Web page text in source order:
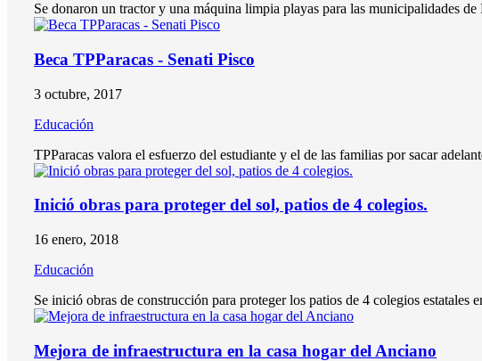
Se donaron un tractor y una máquina limpia playas para las municipalidades de
Beca TPParacas - Senati Pisco
3 octubre, 2017
Educación
TPParacas valora el esfuerzo del estudiante y el de las familias por sacar
Inició obras para proteger del sol, patios de 4 colegios.
16 enero, 2018
Educación
Se inició obras de construcción para proteger los patios de 4 colegios estatales
Mejora de infraestructura en la casa hogar del Anciano